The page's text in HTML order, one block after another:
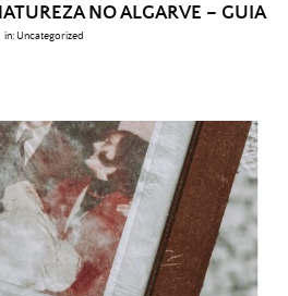
NO ALGARVE – GUIA
in: Uncategorized